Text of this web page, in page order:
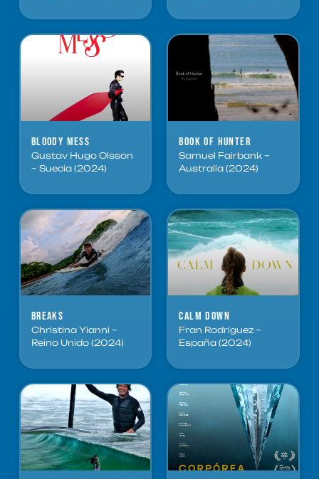
Bloody Mess
Gustav Hugo Olsson
– Suecia (2024)
Book of Hunter
Samuel Fairbank –
Australia (2024)
Breaks
Christina Yianni –
Reino Unido (2024)
Calm Down
Fran Rodriguez –
España (2024)